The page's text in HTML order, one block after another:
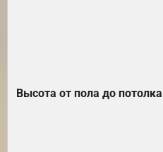
Высота от пола до потолка